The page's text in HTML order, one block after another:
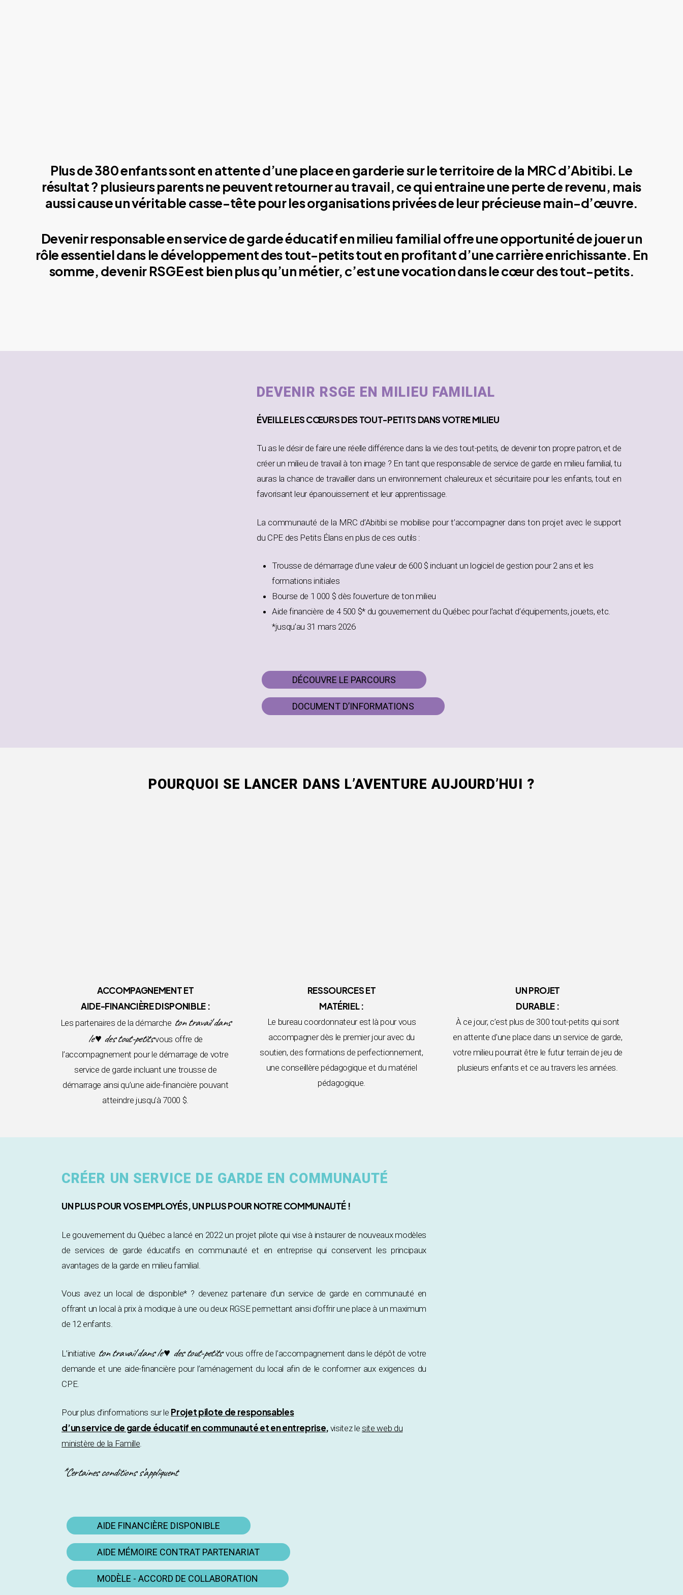
Plus de 380 enfants sont en attente d’une place en garderie sur le territoire de la MRC d’Abitibi. Le
résultat ? plusieurs parents ne peuvent retourner au travail, ce qui entraine une perte de revenu, mais
aussi cause un véritable casse-tête pour les organisations privées de leur précieuse main-d’œuvre.
Devenir responsable en service de garde éducatif en milieu familial offre une opportunité de jouer un
rôle essentiel dans le développement des tout-petits tout en profitant d’une carrière enrichissante. En
somme, devenir RSGE est bien plus qu’un métier, c’est une vocation dans le cœur des tout-petits.
DEVENIR RSGE EN MILIEU FAMILIAL
ÉVEILLELES CŒURS DES TOUT-PETITS DANSVOTRE MILIEU
Tu as le désir de faire une réelle différence dans la vie des tout-petits, de devenir ton propre patron, et de
créer un milieu de travail à ton image ? En tant que responsable de service de garde en milieu familial, tu
auras la chance de travailler dans un environnement chaleureux et sécuritaire pour les enfants, tout en
favorisant leur épanouissement et leur apprentissage.
La communauté de la MRC d’Abitibi se mobilise pour t’accompagner dans ton projet avec le support
du CPE des Petits Élans en plus de ces outils :
Trousse de démarrage d’une valeur de 600 $ incluant un logiciel de gestion pour 2 ans et les
formations initiales
Bourse de 1 000 $ dès l’ouverture de ton milieu
Aide financière de 4 500 $* du gouvernement du Québec pour l’achat d’équipements, jouets, etc.
*jusqu’au 31 mars 2026
DÉCOUVRE LE PARCOURS
DOCUMENT D’INFORMATIONS
POURQUOI SE LANCER DANS L’AVENTURE AUJOURD’HUI ?
ACCOMPAGNEMENT ET
AIDE-FINANCIÈRE DISPONIBLE :
Les partenaires de la démarche ton travail dans
le ♥ des tout-petitsvous offre de
l’accompagnement pour le démarrage de votre
service de garde incluant une trousse de
démarrage ainsi qu’une aide-financière pouvant
atteindre jusqu’à 7000 $.
RESSOURCES ET
MATÉRIEL :
Le bureau coordonnateur est là pour vous
accompagner dès le premier jour avec du
soutien, des formations de perfectionnement,
une conseillère pédagogique et du matériel
pédagogique.
UN PROJET
DURABLE :
À ce jour, c’est plus de 300 tout-petits qui sont
en attente d’une place dans un service de garde,
votre milieu pourrait être le futur terrain de jeu de
plusieurs enfants et ce au travers les années.
CRÉER UN SERVICE DE GARDE EN COMMUNAUTÉ
UN PLUS POUR VOS EMPLOYÉS, UN PLUS POUR NOTRE COMMUNAUTÉ !
Le gouvernement du Québec a lancé en 2022 un projet pilote qui vise à instaurer de nouveaux modèles
de services de garde éducatifs en communauté et en entreprise qui conservent les principaux
avantages de la garde en milieu familial.
Vous avez un local de disponible* ? devenez partenaire d’un service de garde en communauté en
offrant un local à prix à modique à une ou deux RGSE permettant ainsi d’offrir une place à un maximum
de 12 enfants.
L’initiative ton travail dans le ♥ des tout-petitsvous offre de l’accompagnement dans le dépôt de votre
demande et une aide-financière pour l’aménagement du local afin de le conformer aux exigences du
CPE.
Pour plus d’informations sur le Projet pilote de responsables
d’un service de garde éducatif en communauté et en entreprise, visitez lesite web du
ministère de la Famille.
*Certaines conditions s’appliquent
AIDE FINANCIÈRE DISPONIBLE
AIDE MÉMOIRE CONTRAT PARTENARIAT
MODÈLE - ACCORD DE COLLABORATION